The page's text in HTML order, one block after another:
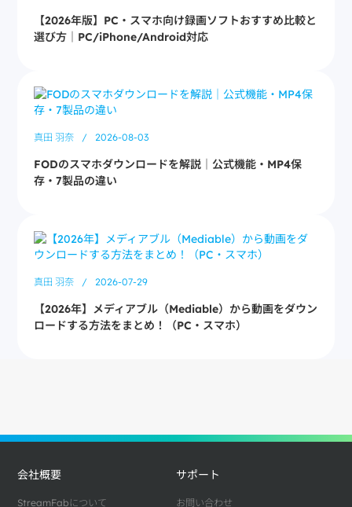
【2026年版】PC・スマホ向け録画ソフトおすすめ比較と
選び方｜PC/iPhone/Android対応
真田 羽奈 / 2026-08-03
FODのスマホダウンロードを解説｜公式機能・MP4保
存・7製品の違い
真田 羽奈 / 2026-07-29
【2026年】メディアブル（Mediable）から動画をダウン
ロードする方法をまとめ！（PC・スマホ）
会社概要
StreamFabについて
サポート
お問い合わせ